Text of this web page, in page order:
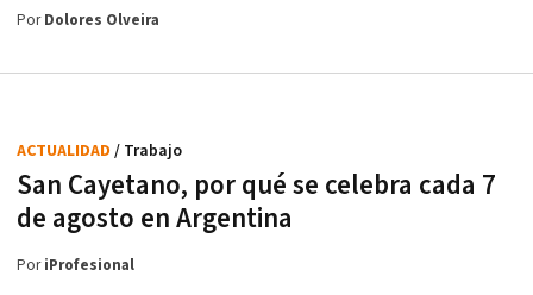
PorDolores Olveira
San Cayetano, por qué se celebra cada 7
de agosto en Argentina
ACTUALIDAD / Trabajo
PoriProfesional